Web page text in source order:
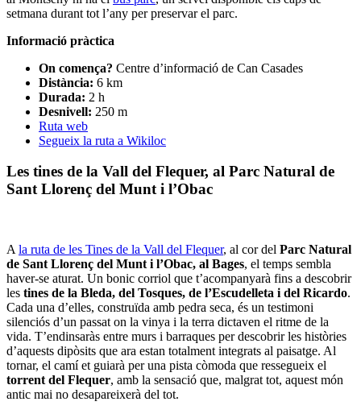
setmana durant tot l’any per preservar el parc.
Informació pràctica
On comença? Centre d’informació de Can Casades
Distància: 6 km
Durada: 2 h
Desnivell: 250 m
Ruta web
Segueix la ruta a Wikiloc
Les tines de la Vall del Flequer, al Parc Natural de
Sant Llorenç del Munt i l’Obac
A la ruta de les Tines de la Vall del Flequer, al cor del Parc Natural
de Sant Llorenç del Munt i l’Obac, al Bages, el temps sembla
haver-se aturat. Un bonic corriol que t’acompanyarà fins a descobrir
les tines de la Bleda, del Tosques, de l’Escudelleta i del Ricardo.
Cada una d’elles, construïda amb pedra seca, és un testimoni
silenciós d’un passat on la vinya i la terra dictaven el ritme de la
vida. T’endinsaràs entre murs i barraques per descobrir les històries
d’aquests dipòsits que ara estan totalment integrats al paisatge. Al
tornar, el camí et guiarà per una pista còmoda que ressegueix el
torrent del Flequer, amb la sensació que, malgrat tot, aquest món
antic mai no desapareixerà del tot.